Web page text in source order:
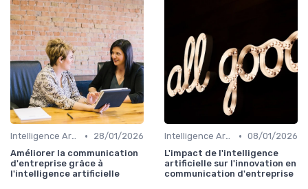
Intelligence Artificielle en communication •
28/01/2026
Améliorer la communication
d'entreprise grâce à
l'intelligence artificielle
Intelligence Artificielle en communication • 08/01/2026
L'impact de l'intelligence
artificielle sur l'innovation en
communication d'entreprise